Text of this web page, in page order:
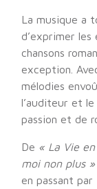
La musique a
d’exprimer
chansons
exception.
mélodies
l’auditeur et
passion et de
De « La Vie
moi non plus »
en passant par